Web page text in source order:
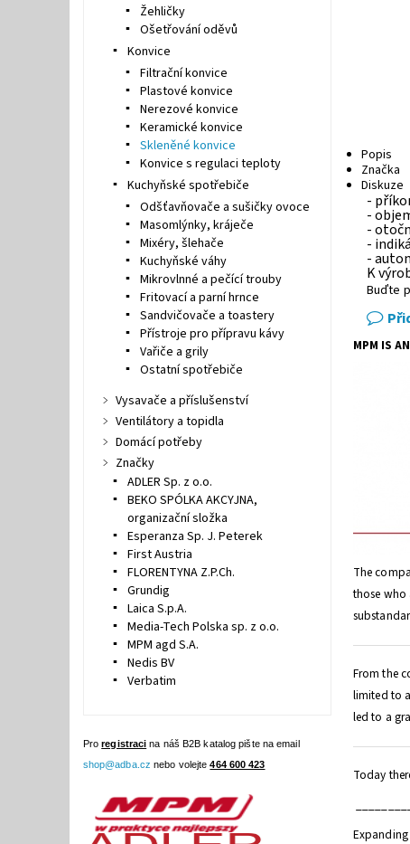
Popis
Značka
Diskuze
-
-
-
-
-
K
Buďte
MPM IS
The
those who
From the
limited to
led to a
Today
Žehličky
Ošetřování oděvů
Konvice
Filtrační konvice
Plastové konvice
Nerezové konvice
Keramické konvice
Skleněné konvice
Konvice s regulaci teploty
Kuchyňské spotřebiče
Odšťavňovače a sušičky ovoce
Masomlýnky, kráječe
Mixéry, šlehače
Kuchyňské váhy
Mikrovlnné a pečící trouby
Fritovací a parní hrnce
Sandvičovače a toastery
Přístroje pro přípravu kávy
Vařiče a grily
Ostatní spotřebiče
Vysavače a příslušenství
Ventilátory a topidla
Domácí potřeby
Značky
ADLER Sp. z o.o.
BEKO SPÓLKA AKCYJNA,
organizační složka
Esperanza Sp. J. Peterek
First Austria
FLORENTYNA Z.P.Ch.
Grundig
Laica S.p.A.
Media-Tech Polska sp. z o.o.
MPM agd S.A.
Nedis BV
Verbatim
Proregistraci na náš B2B katalog pište na email
shop@adba.cz nebo volejte464 600 423